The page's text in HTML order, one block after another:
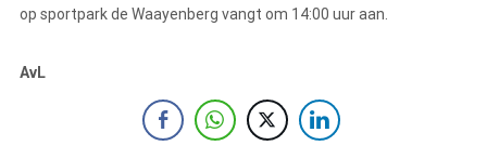
op sportpark de Waayenberg vangt om 14:00 uur aan.
AvL